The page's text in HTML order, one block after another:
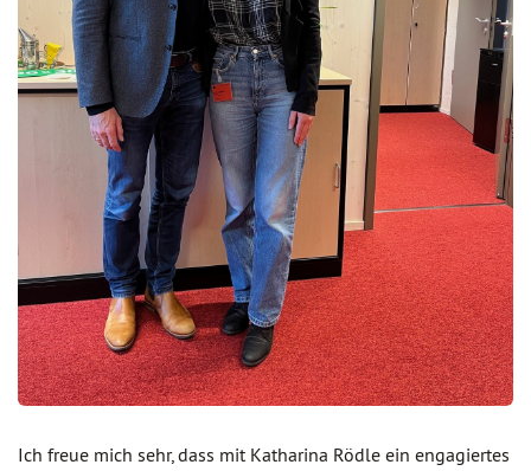
Ich freue mich sehr, dass mit Katharina Rödle ein engagiertes